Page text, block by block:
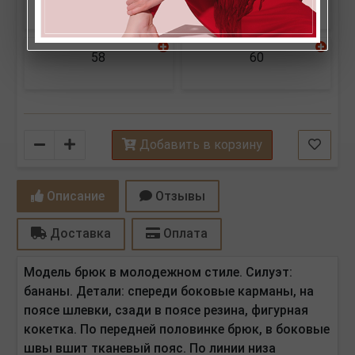
58 60
Количество Добавить в корзину
Описание Отзывы
Доставка Оплата
Модель брюк в молодежном стиле. Силуэт:
бананы. Детали: спереди боковые карманы, на
поясе шлевки, сзади в поясе резина, фигурная
кокетка. По передней половинке брюк, в боковые
швы вшит тканевый пояс. По линии низа